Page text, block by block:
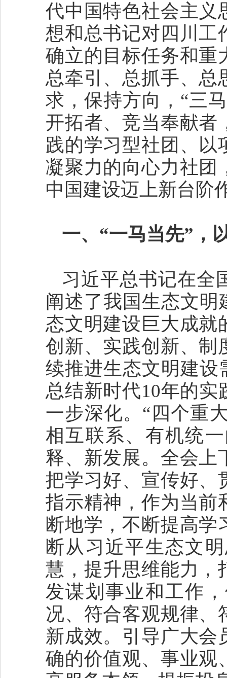
代中国特色社会主义
想和总书记对四川工
确立的目标任务和重
总牵引、总抓手、总
求，保持方向，“三
开拓者、竞当奉献者
践的学习型社团、以
凝聚力的向心力社团
中国建设迈上新台阶
一、“一马当先”，
习近平总书记在全
阐述了我国生态文明
态文明建设巨大成就
创新、实践创新、制
续推进生态文明建设
总结新时代10年的
一步深化。“四个重
相互联系、有机统
释、新发展。全会上
把学习好、宣传好、
指示精神，作为当前
断地学，不断提高
断从习近平生态文
慧，提升思维能力，
发谋划事业和工作
况、符合客观规律、
新成效。引导广大会
确的价值观、事业观